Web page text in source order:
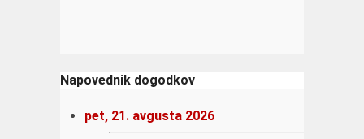
Napovednik dogodkov
pet, 21. avgusta 2026